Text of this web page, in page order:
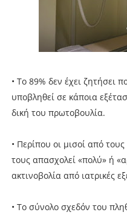
• Το 89% δεν έχει ζητήσει
υποβληθεί σε κάποια
δική του πρωτοβουλία.
• Περίπου οι μισοί από
τους απασχολεί «πολύ» ή
ακτινοβολία από ιατρικές
• Το σύνολο σχεδόν του